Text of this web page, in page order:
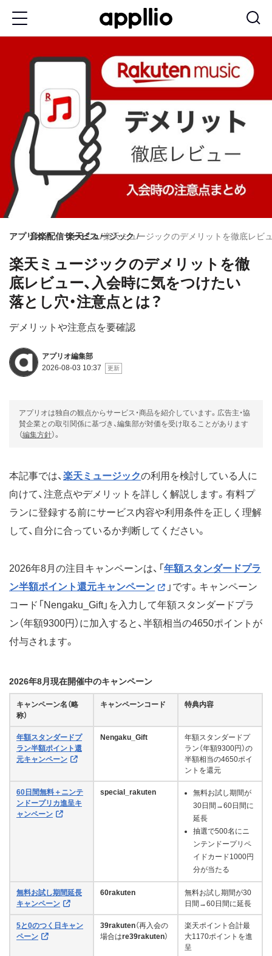
動
アプリオ音楽配信サービス楽天ミュージック楽天ミュージックのデメリットを徹底レビ
楽天ミュージックのデメリットを徹
底レビュー、入会時に気をつけたい
落とし穴・注意点とは？
デメリットや注意点を要確認
アプリオ編集部
2026-08-03 10:37
アプリオは独自の観点からサービス・商品を紹介しています。広告主・協
賛企業との取引関係に基づき、編集部が対価を受け取ることがあります
（編集方針）。
本記事では、 楽天ミュージックの利用を検討している人に
向けて、注意点やデメリットを詳しく解説します。有料プ
ランに登録する前にサービス内容や利用条件を正しく理解
して、自分に合っているか判断してください。
2026年8月の注目キャンペーンは、「 年額スタンダードプラ
ン半額ポイント還元キャンペーン
」です。キャンペーン
コード「Nengaku_Gift」を入力して年額スタンダードプラ
ン（年額9300円）に加入すると、半額相当の4650ポイントが
付与されます。
2026年8月現在開催中のキャンペーン
キャンペーン名（略
称）
キャンペーンコード 特典内容
年額スタンダードプ
ラン半額ポイント還
元キャンペーン
Nengaku_Gift
年額スタンダードプ
ラン（年額9300円）の
半額相当の4650ポイ
ントを還元
60日間無料＋ニンテ
ンドープリカ進呈キ
ャンペーン
special_rakuten
無料お試し期間が
30日間→60日間に
延長
抽選で500名にニ
ンテンドープリペ
イドカード1000円
分が当たる
無料お試し期間延長
キャンペーン
60rakuten
無料お試し期間が30
日間→60日間に延長
5と0のつく日キャン
ペーン
39rakuten（再入会の
場合はre39rakuten）
楽天ポイント合計最
大1170ポイントを進
呈